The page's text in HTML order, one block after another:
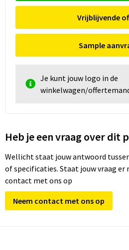
Vrijblijvende
Sample
Je kunt jouw logo in de
winkelwagen/
Heb je een vraag over dit
Wellicht staat jouw antwoord
of specificaties. Staat jouw vraag er
contact met ons op
Neem contact met ons op